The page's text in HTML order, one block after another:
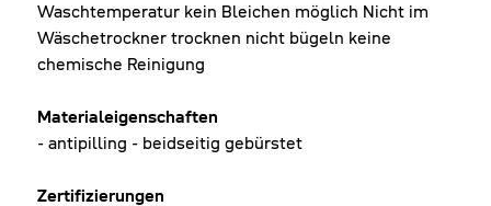
Waschtemperatur kein Bleichen möglich Nicht im
Wäschetrockner trocknen nicht bügeln keine
chemische Reinigung
Materialeigenschaften
- antipilling - beidseitig gebürstet
Zertifizierungen